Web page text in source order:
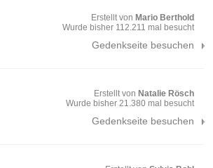
Erstellt von Mario Berthold
Wurde bisher 112.211 mal besucht
Gedenkseite besuchen
Erstellt von Natalie Rösch
Wurde bisher 21.380 mal besucht
Gedenkseite besuchen